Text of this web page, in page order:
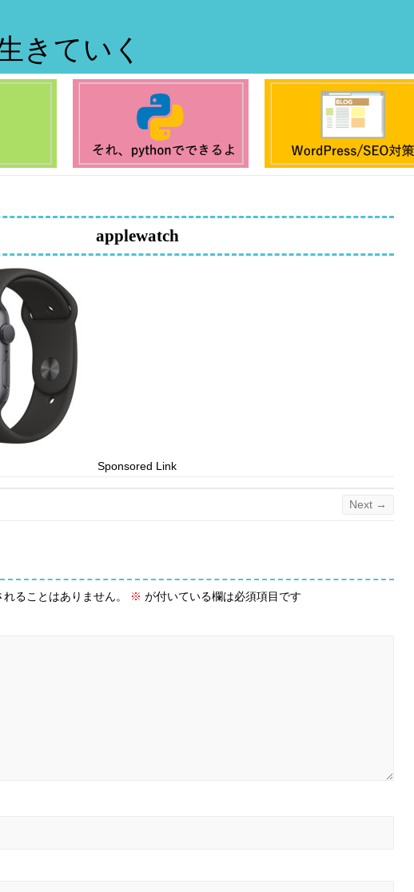
きていく
applewatch
Sponsored Link
Next →
ることはありません。 ※ が付いている欄は必須項目です